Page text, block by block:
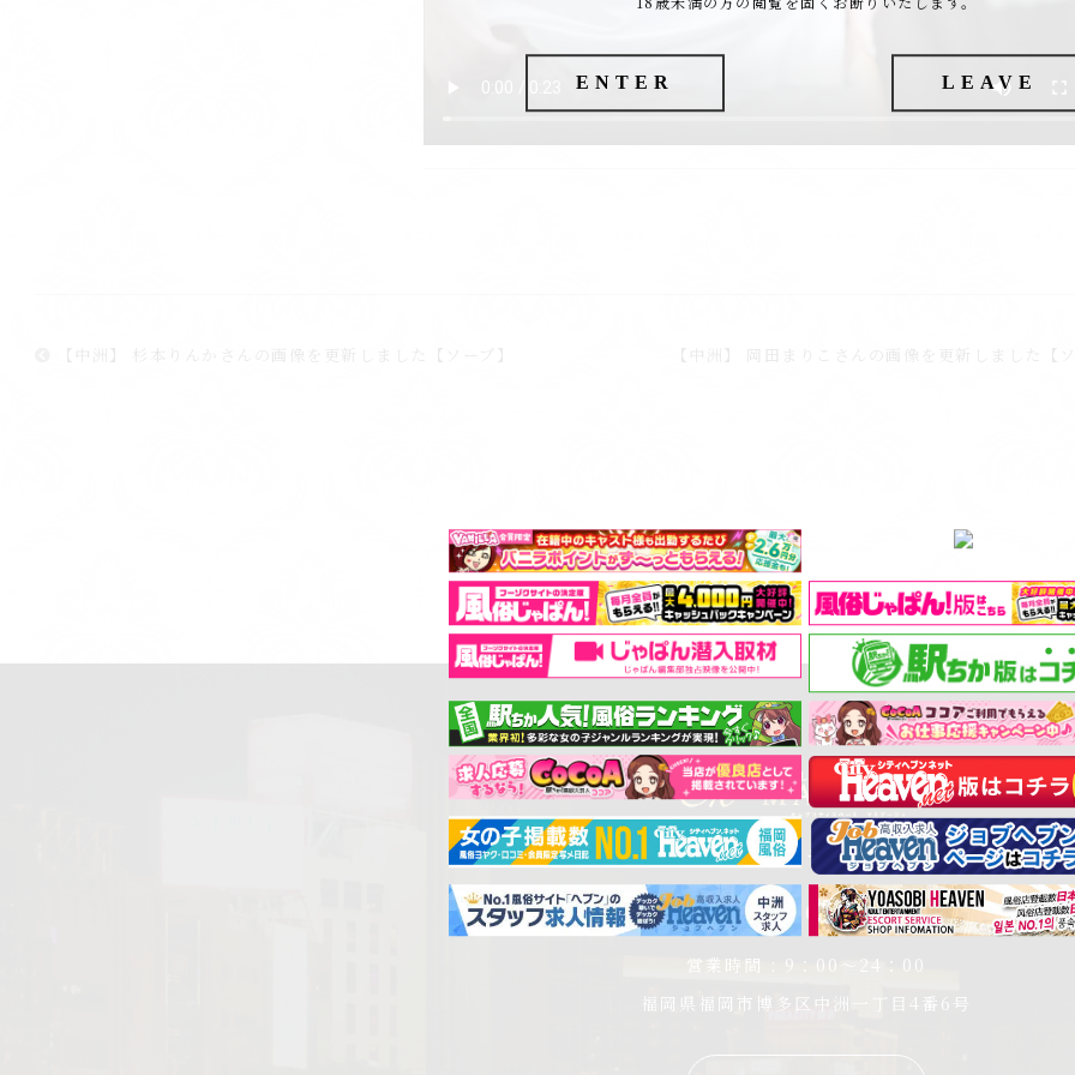
ENTER LEAVE
中洲 マリアージュ - MARIAGE -
092-263-8823
営業時間 : 9：00～24：00
福岡県福岡市博多区中洲一丁目4番6号